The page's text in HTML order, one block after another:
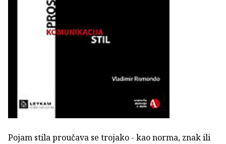
Pojam stila proučava se trojako - kao norma, znak ili